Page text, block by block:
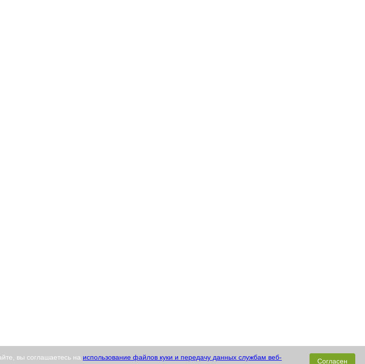
вы соглашаетесь на использование файлов куки и передачу данных службам веб-
Согласен